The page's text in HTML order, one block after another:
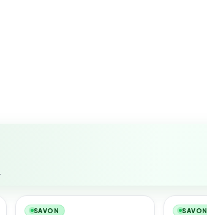
SAVON SAVON